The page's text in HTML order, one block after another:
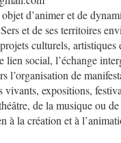
d’animer et de
et de ses territoires
culturels, artistiques
lien social, l’échange
l’organisation de
vivants, expositions,
de la musique ou
à la création et à